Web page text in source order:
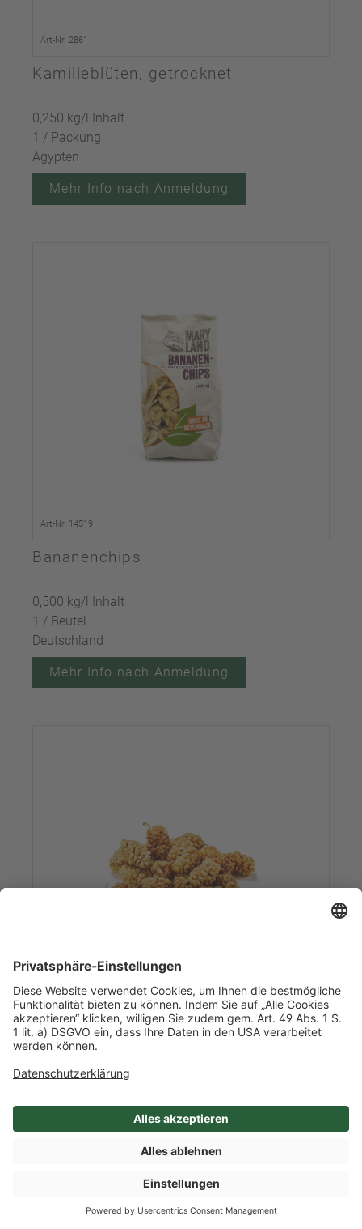
SHOP
Art-Nr. 2861
Kamilleblüten, getrocknet
0,250 kg/l Inhalt
1 / Packung
Ägypten
Mehr Info nach Anmeldung
Art-Nr. 14519
Bananenchips
0,500 kg/l Inhalt
1 / Beutel
Deutschland
Mehr Info nach Anmeldung
Art-Nr. 11860
Maulbeeren, getrocknet
1,0 kg/l Inhalt
1 / Beutel
Mehr Info nach Anmeldung